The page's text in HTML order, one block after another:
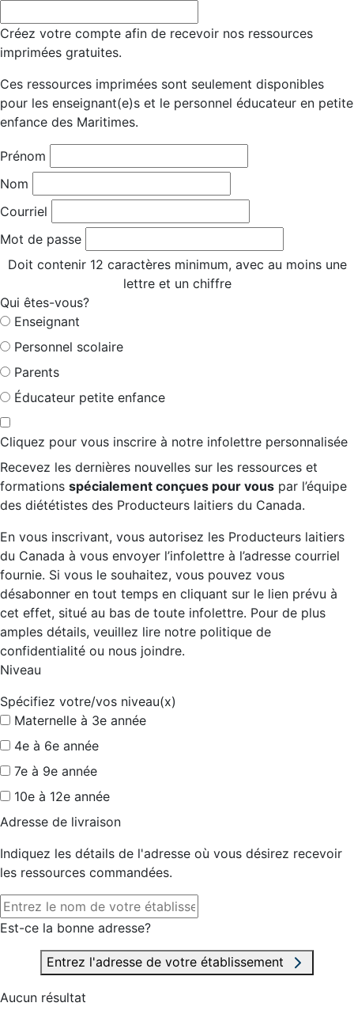
Créez votre compte afin de recevoir nos ressources
imprimées gratuites.
Ces ressources imprimées sont seulement disponibles
pour les enseignant(e)s et le personnel éducateur en petite
enfance des Maritimes.
Prénom
Nom
Courriel
Mot de passe
Doit contenir 12 caractères minimum, avec au moins une
lettre et un chiffre
Qui êtes-vous?
Enseignant
Personnel scolaire
Parents
Éducateur petite enfance
Cliquez pour vous inscrire à notre infolettre personnalisée
Recevez les dernières nouvelles sur les ressources et
formations spécialement conçues pour vous par l’équipe
des diététistes des Producteurs laitiers du Canada.
En vous inscrivant, vous autorisez les Producteurs laitiers
du Canada à vous envoyer l’infolettre à l’adresse courriel
fournie. Si vous le souhaitez, vous pouvez vous
désabonner en tout temps en cliquant sur le lien prévu à
cet effet, situé au bas de toute infolettre. Pour de plus
amples détails, veuillez lire notre politique de
confidentialité ou nous joindre.
Niveau
Spécifiez votre/vos niveau(x)
Maternelle à 3e année
4e à 6e année
7e à 9e année
10e à 12e année
Adresse de livraison
Indiquez les détails de l'adresse où vous désirez recevoir
les ressources commandées.
Est-ce la bonne adresse?
Entrez l'adresse de votre établissement
Aucun résultat